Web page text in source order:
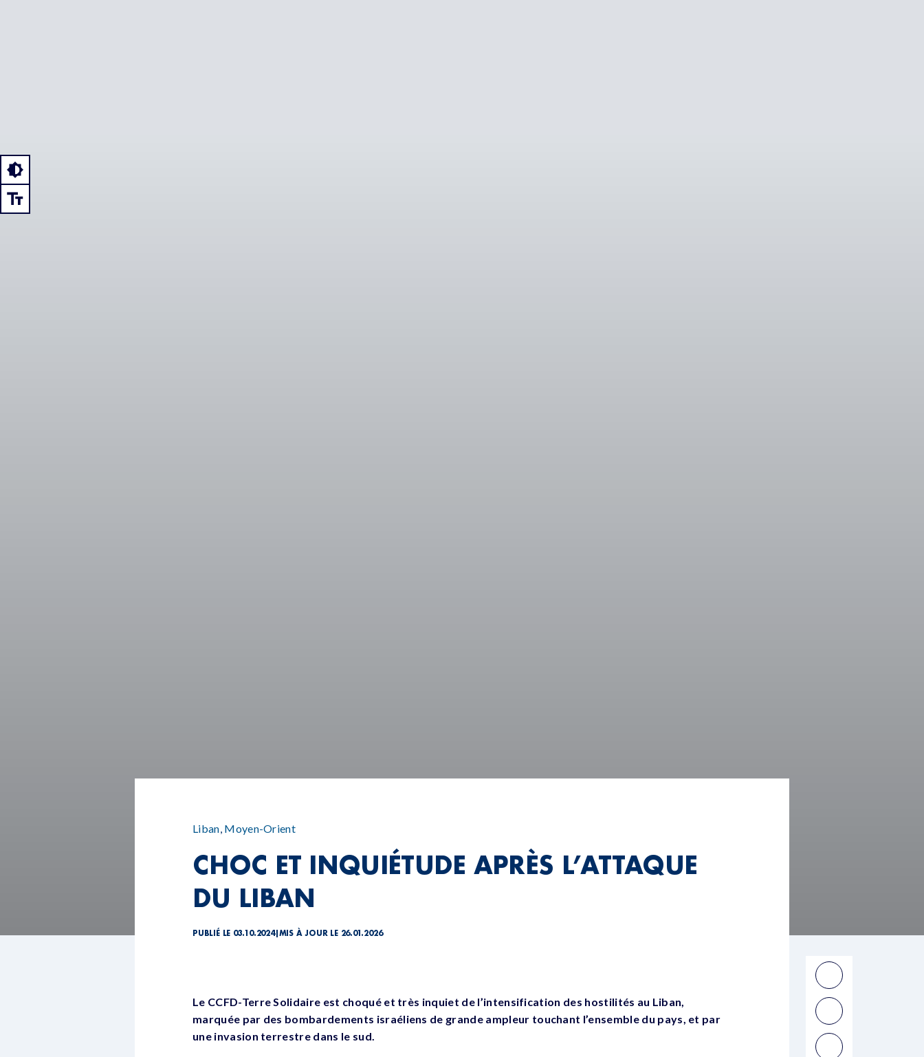
Liban, Moyen-Orient
CHOC ET INQUIÉTUDE APRÈS L’ATTAQUE
DU LIBAN
PUBLIÉ LE 03.10.2024| MIS À JOUR LE 26.01.2026
Le CCFD-Terre Solidaire est choqué et très inquiet de l’intensification des hostilités au Liban,
marquée par des bombardements israéliens de grande ampleur touchant l’ensemble du pays, et par
une invasion terrestre dans le sud.